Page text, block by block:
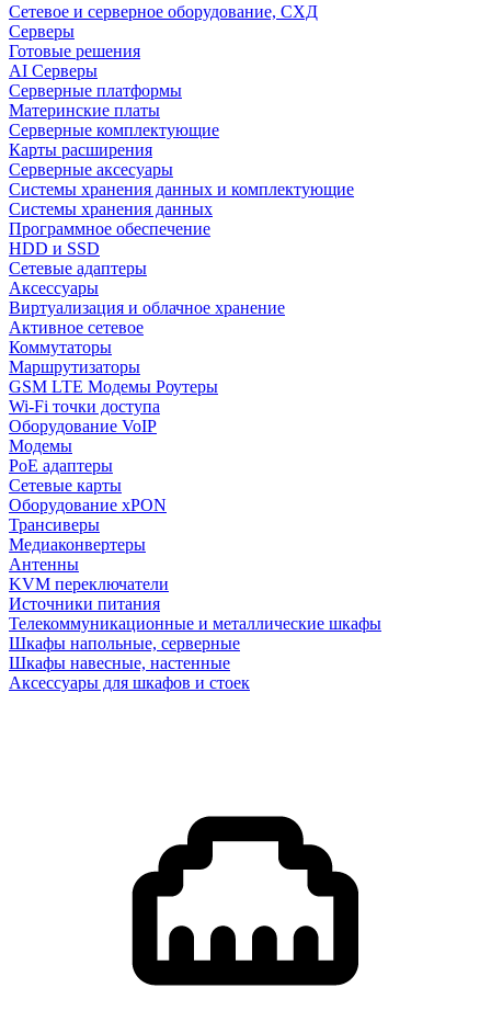
Сетевое и серверное оборудование, СХД
Cерверы
Готовые решения
AI Серверы
Серверные платформы
Материнские платы
Серверные комплектующие
Карты расширения
Серверные аксесуары
Системы хранения данных и комплектующие
Системы хранения данных
Программное обеспечение
HDD и SSD
Сетевые адаптеры
Аксессуары
Виртуализация и облачное хранение
Активное сетевое
Коммутаторы
Маршрутизаторы
GSM LTE Модемы Роутеры
Wi-Fi точки доступа
Оборудование VoIP
Модемы
PoE адаптеры
Сетевые карты
Оборудование xPON
Трансиверы
Медиаконвертеры
Антенны
KVM переключатели
Источники питания
Телекоммуникационные и металлические шкафы
Шкафы напольные, серверные
Шкафы навесные, настенные
Аксессуары для шкафов и стоек